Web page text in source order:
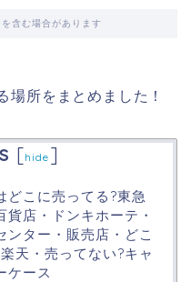
含む場合があります
場所をまとめました！
[hide ]
どこに売ってる?東急
店・ドンキホーテ・
ター・販売店・どこ
天・売ってない?キャ
ケース